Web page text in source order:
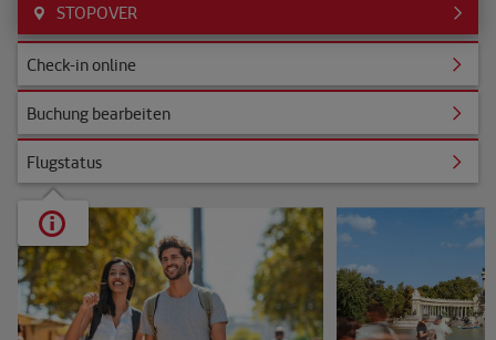
STOPOVER
Check-in online
Buchung bearbeiten
Flugstatus